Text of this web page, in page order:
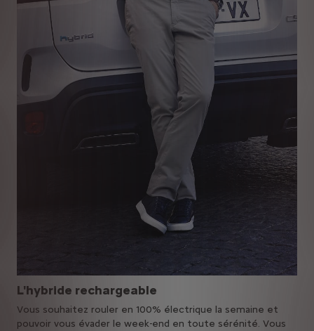
L'hybride rechargeable
Vous souhaitez rouler en 100% électrique la semaine et
pouvoir vous évader le week-end en toute sérénité. Vous